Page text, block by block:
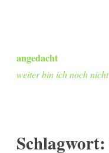
Inhalt
springen
angedacht
weiter bin ich noch nicht
Schlagwort: